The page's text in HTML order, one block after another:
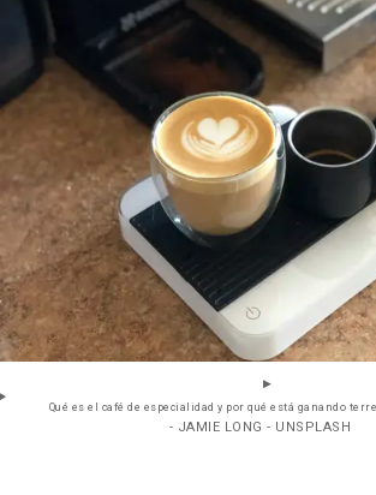
Qué es el café de especialidad y por qué está ganando
- JAMIE LONG - UNSPLASH